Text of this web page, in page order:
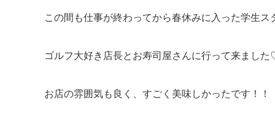
この間も仕事が終わってから春休みに入った学生ス
ゴルフ大好き店長とお寿司屋さんに行って来まし
お店の雰囲気も良く、すごく美味しかったです！！